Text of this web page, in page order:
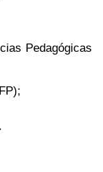
Pedagógicas